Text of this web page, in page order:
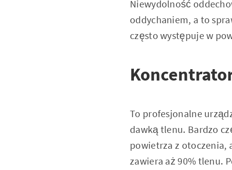
Niewydolność
oddychaniem, a to
często występuje w
To profesjonalne
dawką tlenu. Bardzo
powietrza z otoczenia,
zawiera aż 90% tlenu.